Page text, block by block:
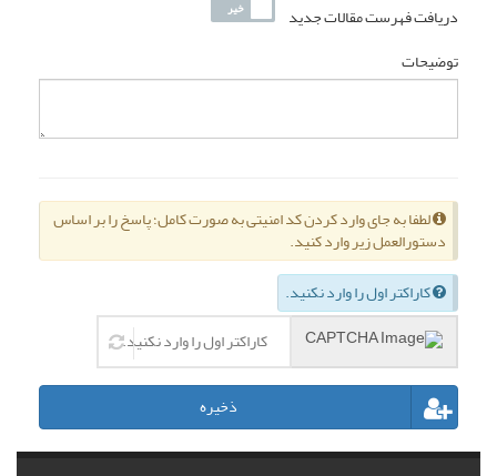
دریافت فهرست مقالات جدید
توضیحات
لطفا به جای وارد کردن کد امنیتی به صورت کامل؛ پاسخ را بر اساس
دستورالعمل زیر وارد کنید.
کاراکتر اول را وارد نکنید.
ذخیره